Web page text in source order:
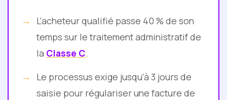
L'acheteur qualifié passe 40 % de son
temps sur le traitement administratif de
la Classe C.
Le processus exige jusqu'à 3 jours de
saisie pour régulariser une facture de